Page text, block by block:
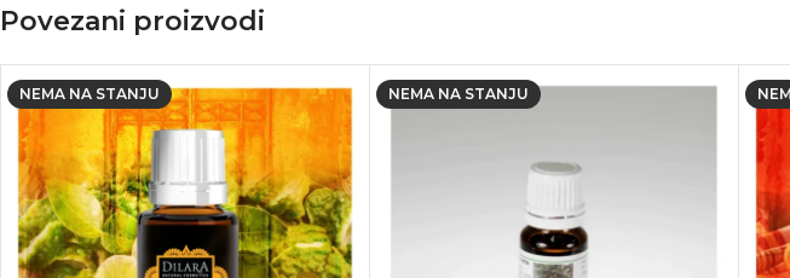
Povezani proizvodi
NEMA NA STANJU NEMA NA STANJU